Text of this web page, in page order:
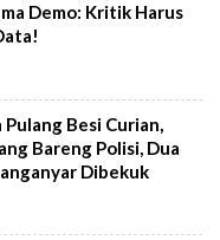
Demo: Kritik Harus
Besi Curian,
Bareng Polisi, Dua
Dibekuk